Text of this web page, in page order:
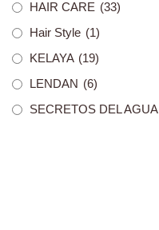
HAIR CARE (33)
Hair Style (1)
KELAYA (19)
LENDAN (6)
SECRETOS DEL AGUA